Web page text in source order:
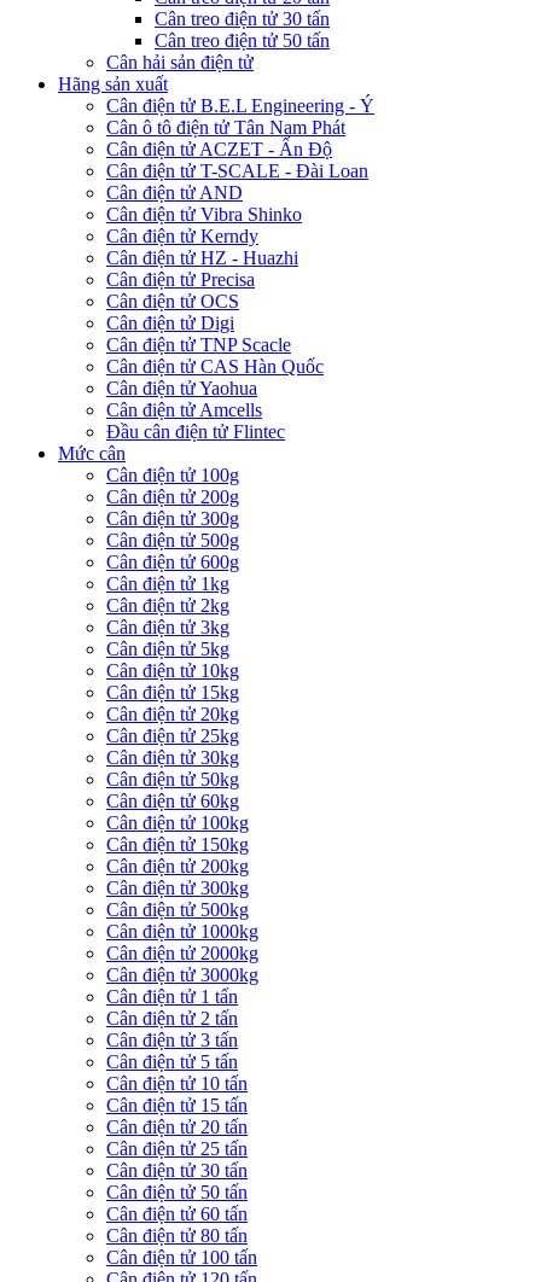
Cân treo điện tử 30 tấn
Cân treo điện tử 50 tấn
Cân hải sản điện tử
Hãng sản xuất
Cân điện tử B.E.L Engineering - Ý
Cân ô tô điện tử Tân Nam Phát
Cân điện tử ACZET - Ấn Độ
Cân điện tử T-SCALE - Đài Loan
Cân điện tử AND
Cân điện tử Vibra Shinko
Cân điện tử Kerndy
Cân điện tử HZ - Huazhi
Cân điện tử Precisa
Cân điện tử OCS
Cân điện tử Digi
Cân điện tử TNP Scacle
Cân điện tử CAS Hàn Quốc
Cân điện tử Yaohua
Cân điện tử Amcells
Đầu cân điện tử Flintec
Mức cân
Cân điện tử 100g
Cân điện tử 200g
Cân điện tử 300g
Cân điện tử 500g
Cân điện tử 600g
Cân điện tử 1kg
Cân điện tử 2kg
Cân điện tử 3kg
Cân điện tử 5kg
Cân điện tử 10kg
Cân điện tử 15kg
Cân điện tử 20kg
Cân điện tử 25kg
Cân điện tử 30kg
Cân điện tử 50kg
Cân điện tử 60kg
Cân điện tử 100kg
Cân điện tử 150kg
Cân điện tử 200kg
Cân điện tử 300kg
Cân điện tử 500kg
Cân điện tử 1000kg
Cân điện tử 2000kg
Cân điện tử 3000kg
Cân điện tử 1 tấn
Cân điện tử 2 tấn
Cân điện tử 3 tấn
Cân điện tử 5 tấn
Cân điện tử 10 tấn
Cân điện tử 15 tấn
Cân điện tử 20 tấn
Cân điện tử 25 tấn
Cân điện tử 30 tấn
Cân điện tử 50 tấn
Cân điện tử 60 tấn
Cân điện tử 80 tấn
Cân điện tử 100 tấn